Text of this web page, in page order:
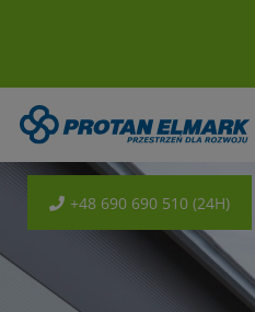
+48 690 690 510 (24H)